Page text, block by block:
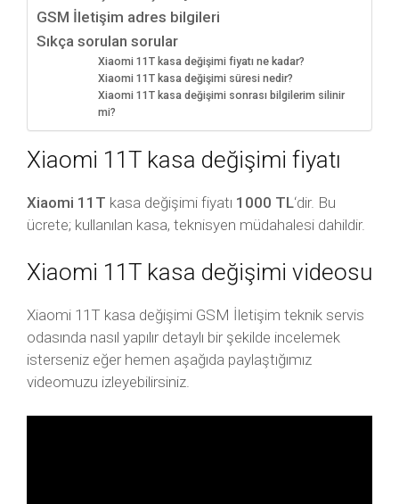
GSM İletişim adres bilgileri
Sıkça sorulan sorular
Xiaomi 11T kasa değişimi fiyatı ne kadar?
Xiaomi 11T kasa değişimi süresi nedir?
Xiaomi 11T kasa değişimi sonrası bilgilerim silinir
mi?
Xiaomi 11T kasa değişimi fiyatı
Xiaomi 11T kasa değişimi fiyatı 1000 TL‘dir. Bu
ücrete; kullanılan kasa, teknisyen müdahalesi dahildir.
Xiaomi 11T kasa değişimi videosu
Xiaomi 11T kasa değişimi GSM İletişim teknik servis
odasında nasıl yapılır detaylı bir şekilde incelemek
isterseniz eğer hemen aşağıda paylaştığımız
videomuzu izleyebilirsiniz.